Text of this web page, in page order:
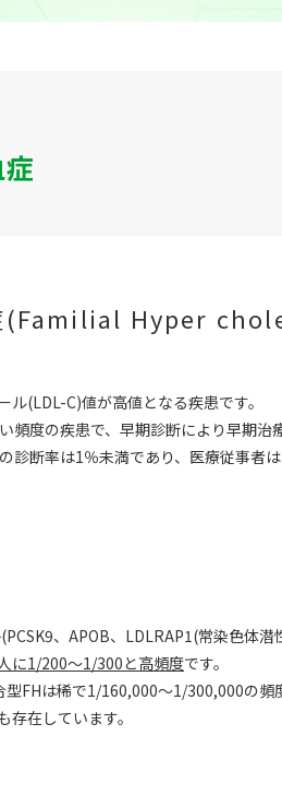
(Familial Hyper
(LDL-C)値が高値となる疾患です。
度の疾患で、早期診断により早期治
断率は1％未満であり、医療従事者は
、APOB、LDLRAP1(常染色体潜
に1/200～1/300と高頻度です。
FHは稀で1/160,000～1/300,000の
在しています。